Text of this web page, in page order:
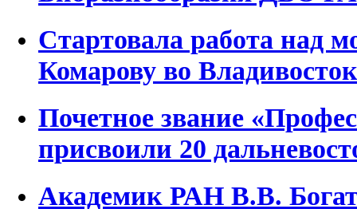
Стартовала работа над
Комарову во
Почетное звание
присвоили 20
Академик РАН В.В.